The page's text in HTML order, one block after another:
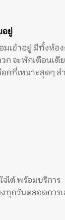
อยู่
มเข้าอยู่ มีทั้งห้อ
ก จะพักเดือนเดี
กที่เหมาะสุดๆ ส
ได้ พร้อมบริการ
ทุกวันตลอดการ